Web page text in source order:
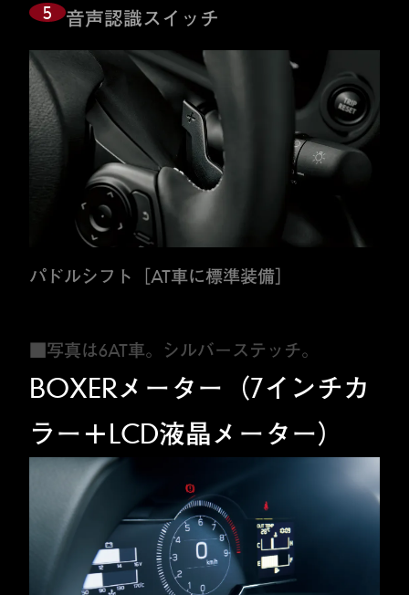
5 音声認識スイッチ
パドルシフト［AT車に標準装備］
■写真は6AT車。シルバーステッチ。
BOXERメーター（7インチカ
ラー＋LCD液晶メーター）